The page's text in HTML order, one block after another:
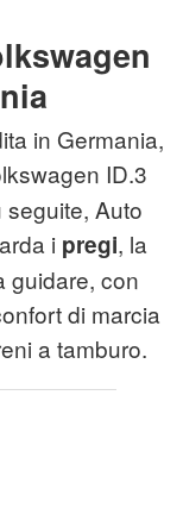
in Germania,
ID.3
Auto
i pregi, la
guidare, con
di marcia
a tamburo.